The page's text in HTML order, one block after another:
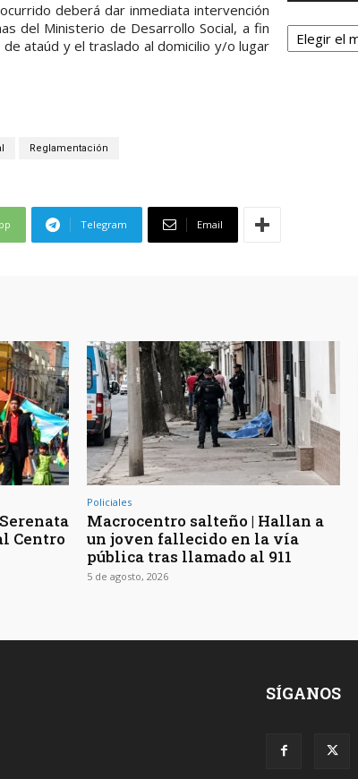
deberá dar inmediata intervención
del Ministerio de Desarrollo Social, a fin
ataúd y el traslado al domicilio y/o lugar
Reglamentación
Telegram Email
Archivos
Centro
Policiales
Macrocentro salteño | Hallan a
un joven fallecido en la vía
pública tras llamado al 911
5 de agosto, 2026
SÍGANOS